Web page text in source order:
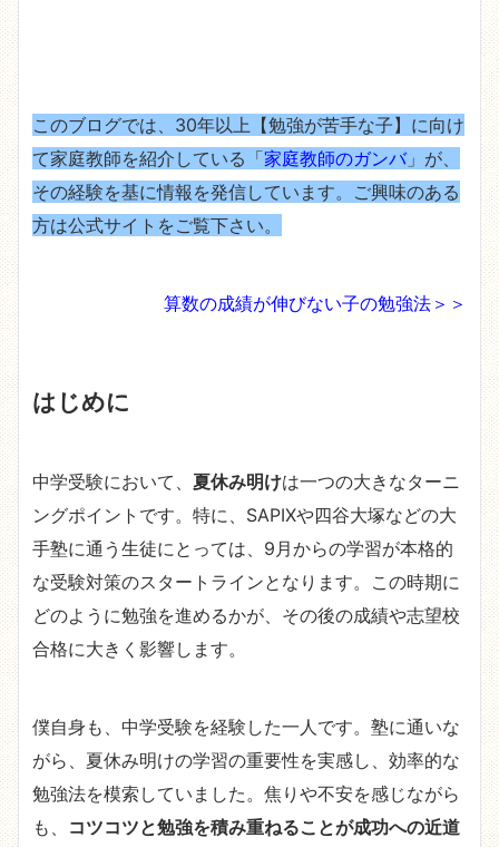
このブログでは、30年以上【勉強が苦手な子】に向け
て家庭教師を紹介している「家庭教師のガンバ」が、
その経験を基に情報を発信しています。ご興味のある
方は公式サイトをご覧下さい。
算数の成績が伸びない子の勉強法＞＞
はじめに
中学受験において、 夏休み明けは一つの大きなターニ
ングポイントです。特に、SAPIXや四谷大塚などの大
手塾に通う生徒にとっては、9月からの学習が本格的
な受験対策のスタートラインとなります。この時期に
どのように勉強を進めるかが、その後の成績や志望校
合格に大きく影響します。
僕自身も、中学受験を経験した一人です。塾に通いな
がら、夏休み明けの学習の重要性を実感し、効率的な
勉強法を模索していました。焦りや不安を感じながら
も、 コツコツと勉強を積み重ねることが成功への近道